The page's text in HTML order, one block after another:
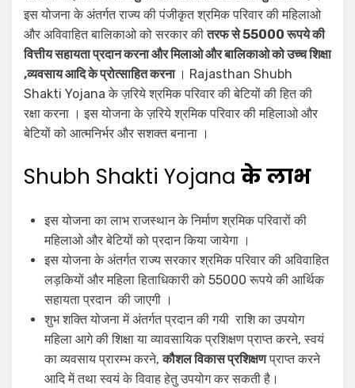
इस योजना के अंतर्गत राज्य की पंजीकृत श्रमिक परिवार की महिलाओ
और अविवाहित बालिकाओ को सरकार कीतरफ से 55000 रूपये की
वित्तीय सहायता प्रदान करना और मिलाओ और बालिकाओ को उच्च शिक्षा
,व्यवसाय आदि के प्रोत्साहित करना । Rajasthan Shubh
Shakti Yojana के ज़रिये श्रमिक परिवार की बेटियों की हित की
रक्षा करना । इस योजना के ज़रिये श्रमिक परिवार की महिलाओ और
बेटियों को आत्मनिर्भर और सशक्त बनाना ।
Shubh Shakti Yojana के लाभ
इस योजना का लाभ राजस्थान के निर्माण श्रमिक परिवारों की
महिलाओ और बेटियों को प्रदान किया जायेगा ।
इस योजना के अंतर्गत राज्य सरकार श्रमिक परिवार की अविवाहित
लड़कियों और महिला हिताधिकारी को 55000 रूपये की आर्थिक
सहायता प्रदान की जाएगी ।
शुभ शक्ति योजना में अंतर्गत प्रदान की गयी राशि का उपयोग
महिला आगे की शिक्षा या व्यावसायिक प्रशिक्षण प्राप्त करने, स्वयं
का व्यवसाय प्रारम्भ करने,कौशल विकास प्रशिक्षणप्राप्त करने
आदि में तथा स्वयं के विवाह हेतु उपयोग कर सकती है।